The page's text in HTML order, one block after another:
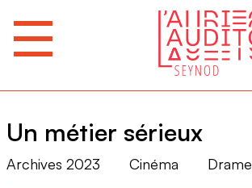
Un métier sérieux
Archives 2023 Cinéma Drame